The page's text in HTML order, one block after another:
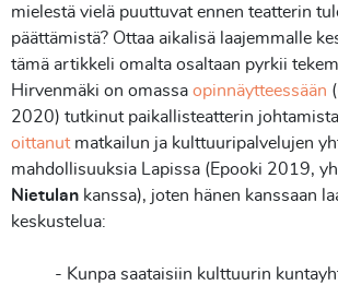
mielestä vielä puuttuvat ennen teatterin
päättämistä? Ottaa aikalisä laajemmalle
tämä artikkeli omalta osaltaan pyrkii
Hirvenmäki on omassa opinnäytteessään
2020) tutkinut paikallisteatterin
oittanutmatkailun ja kulttuuripalvelujen
mahdollisuuksia Lapissa (Epooki 2019,
Nietulan kanssa), joten hänen kanssaan
keskustelua:
- Kunpa saataisiin kulttuurin